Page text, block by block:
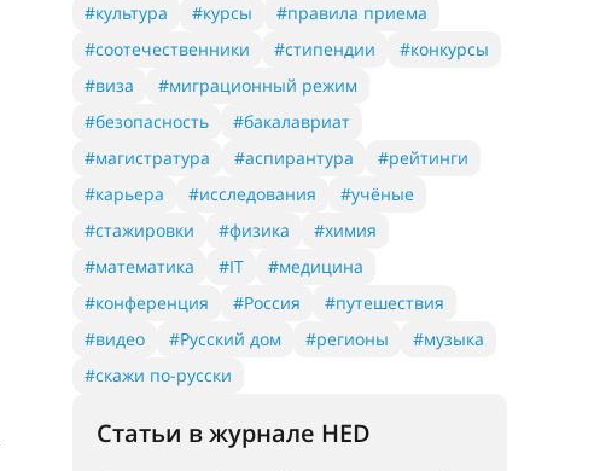
#культура
#курсы
#правила приема
#соотечественники
#стипендии
#конкурсы
#виза
#миграционный режим
#безопасность
#бакалавриат
#магистратура
#аспирантура
#рейтинги
#карьера
#исследования
#учёные
#стажировки
#физика
#химия
#математика
#IT
#медицина
#конференция
#Россия
#путешествия
#видео
#Русский дом #регионы
#музыка
#скажи по-русски
Статьи в журнале HED